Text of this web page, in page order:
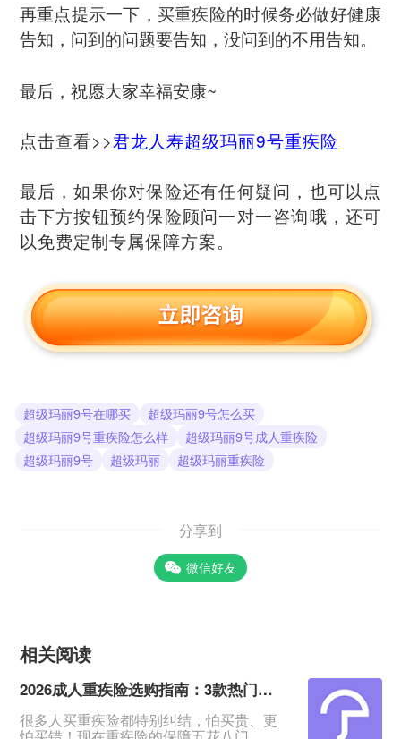
再重点提示一下，买重疾险的时候务必做好健康
告知，问到的问题要告知，没问到的不用告知。
最后，祝愿大家幸福安康~
点击查看>>君龙人寿超级玛丽9号重疾险
最后，如果你对保险还有任何疑问，也可以点
击下方按钮预约保险顾问一对一咨询哦，还可
以免费定制专属保障方案。
超级玛丽9号在哪买
超级玛丽9号怎么买
超级玛丽9号重疾险怎么样
超级玛丽9号成人重疾险
超级玛丽9号
超级玛丽 超级玛丽重疾险
分享到
微信好友
相关阅读
2026成人重疾险选购指南：3款热门产品全面测评
很多人买重疾险都特别纠结，怕买贵、更